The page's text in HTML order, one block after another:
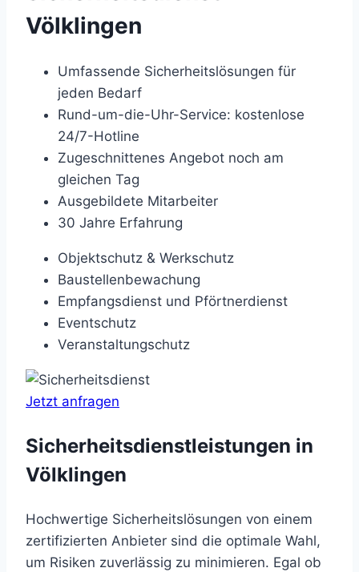
Völklingen
Umfassende Sicherheitslösungen für
jeden Bedarf
Rund-um-die-Uhr-Service: kostenlose
24/7-Hotline
Zugeschnittenes Angebot noch am
gleichen Tag
Ausgebildete Mitarbeiter
30 Jahre Erfahrung
Objektschutz & Werkschutz
Baustellenbewachung
Empfangsdienst und Pförtnerdienst
Eventschutz
Veranstaltungschutz
Jetzt anfragen
Sicherheitsdienstleistungen in
Völklingen
Hochwertige Sicherheitslösungen von einem
zertifizierten Anbieter sind die optimale Wahl,
um Risiken zuverlässig zu minimieren. Egal ob